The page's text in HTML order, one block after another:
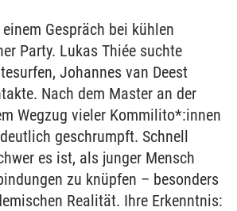
Gespräch bei kühlen
Party. Lukas Thiée suchte
Johannes van Deest
Nach dem Master an der
Wegzug vieler Kommilito*:innen
geschrumpft. Schnell
es ist, als junger Mensch
zu knüpfen – besonders
Realität. Ihre Erkenntnis: